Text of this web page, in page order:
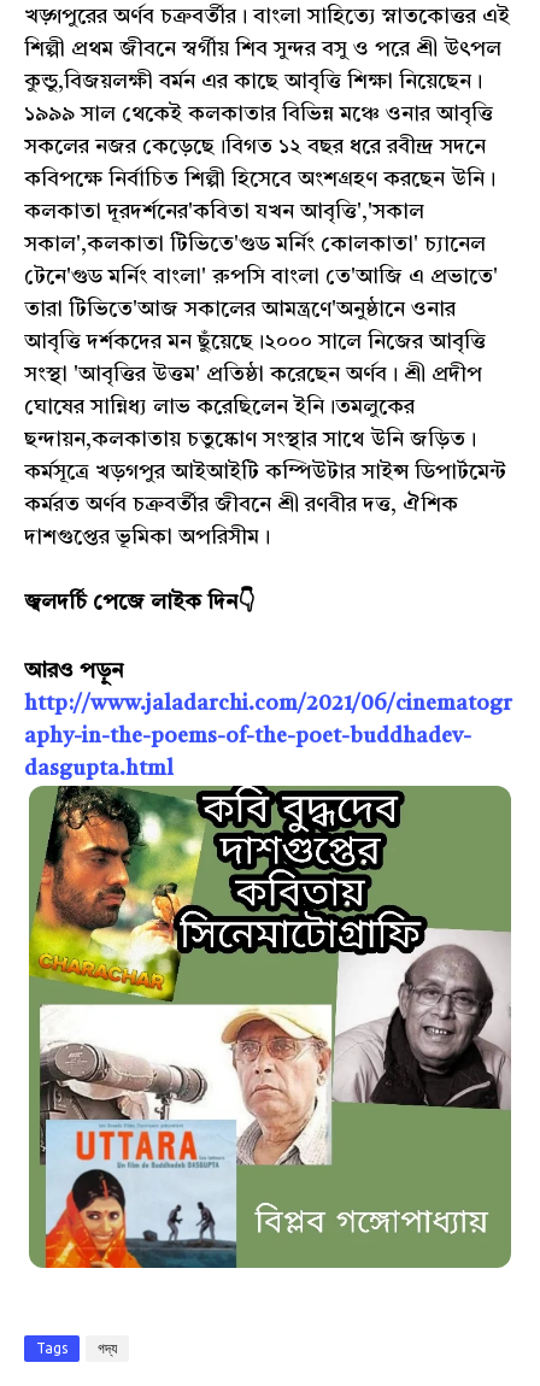
খড়্গপুরের অর্ণব চক্রবর্তীর। বাংলা সাহিত্যে স্নাতকোত্তর এই
শিল্পী প্রথম জীবনে স্বর্গীয় শিব সুন্দর বসু ও পরে শ্রী উৎপল
কুন্ডু,বিজয়লক্ষী বর্মন এর কাছে আবৃত্তি শিক্ষা নিয়েছেন।
১৯৯৯ সাল থেকেই কলকাতার বিভিন্ন মঞ্চে ওনার আবৃত্তি
সকলের নজর কেড়েছে।বিগত ১২ বছর ধরে রবীন্দ্র সদনে
কবিপক্ষে নির্বাচিত শিল্পী হিসেবে অংশগ্রহণ করছেন উনি।
কলকাতা দূরদর্শনের'কবিতা যখন আবৃত্তি','সকাল
সকাল',কলকাতা টিভিতে'গুড মর্নিং কোলকাতা' চ্যানেল
টেনে'গুড মর্নিং বাংলা' রুপসি বাংলা তে'আজি এ প্রভাতে'
তারা টিভিতে'আজ সকালের আমন্ত্রণে'অনুষ্ঠানে ওনার
আবৃত্তি দর্শকদের মন ছুঁয়েছে।২০০০ সালে নিজের আবৃত্তি
সংস্থা 'আবৃত্তির উত্তম' প্রতিষ্ঠা করেছেন অর্ণব। শ্রী প্রদীপ
ঘোষের সান্নিধ্য লাভ করেছিলেন ইনি।তমলুকের
ছন্দায়ন,কলকাতায় চতুষ্কোণ সংস্থার সাথে উনি জড়িত।
কর্মসূত্রে খড়গপুর আইআইটি কম্পিউটার সাইন্স ডিপার্টমেন্ট
কর্মরত অর্ণব চক্রবর্তীর জীবনে শ্রী রণবীর দত্ত, ঐশিক
দাশগুপ্তের ভূমিকা অপরিসীম।
জ্বলদর্চি পেজে লাইক দিন👇
আরও পড়ুন
http://www.jaladarchi.com/2021/06/cinematogr
aphy-in-the-poems-of-the-poet-buddhadev-
dasgupta.html
Tags গদ্য